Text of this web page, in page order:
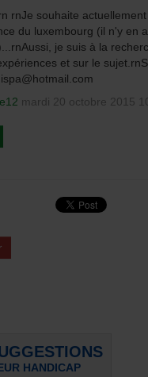
rnJe souhaite
du luxembourg (il n'y en
je suis à la
et sur le
mardi 20 octobre 2015
HANDICAP